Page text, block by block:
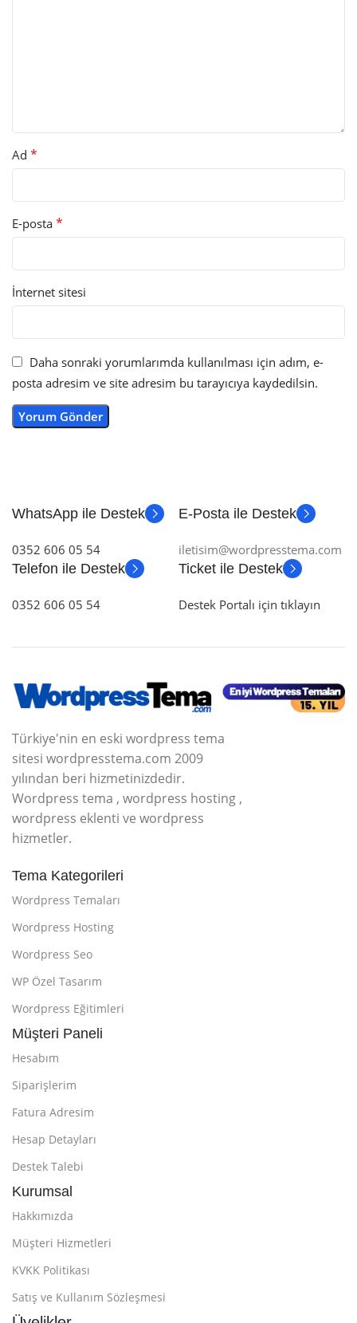
Ad *
E-posta *
İnternet sitesi
Daha sonraki yorumlarımda kullanılması için adım, e-
posta adresim ve site adresim bu tarayıcıya kaydedilsin.
WhatsApp ile Destek
0352 606 05 54
E-Posta ile Destek
iletisim@wordpresstema.com
Telefon ile Destek
0352 606 05 54
Ticket ile Destek
Destek Portalı için tıklayın
Türkiye'nin en eski wordpress tema
sitesi wordpresstema.com 2009
yılından beri hizmetinizdedir.
Wordpress tema , wordpress hosting ,
wordpress eklenti ve wordpress
hizmetler.
Tema Kategorileri
Wordpress Temaları
Wordpress Hosting
Wordpress Seo
WP Özel Tasarım
Wordpress Eğitimleri
Müşteri Paneli
Hesabım
Siparişlerim
Fatura Adresim
Hesap Detayları
Destek Talebi
Kurumsal
Hakkımızda
Müşteri Hizmetleri
KVKK Politikası
Satış ve Kullanım Sözleşmesi